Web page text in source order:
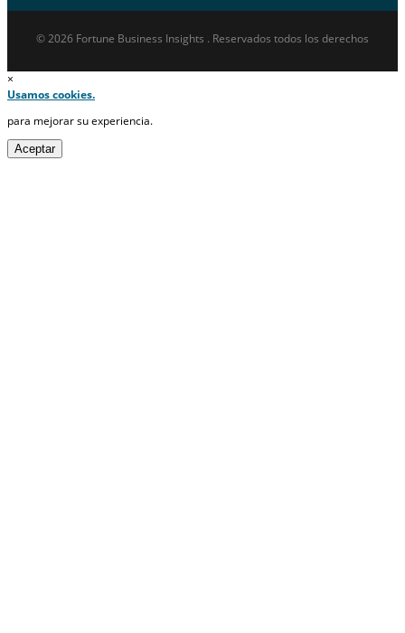
© 2026 Fortune Business Insights . Reservados todos los derechos
×
Usamos cookies.
para mejorar su experiencia.
Aceptar